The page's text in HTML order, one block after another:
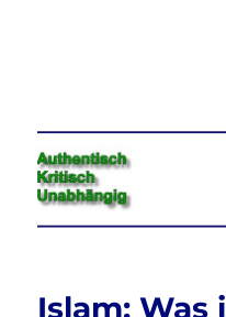
Jeder hat
Meinung in
frei zu
Islam: Was